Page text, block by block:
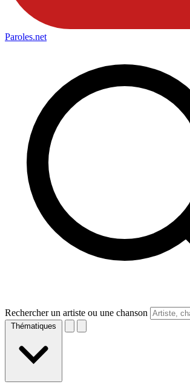
Paroles.net
Rechercher un artiste ou une chanson
Thématiques